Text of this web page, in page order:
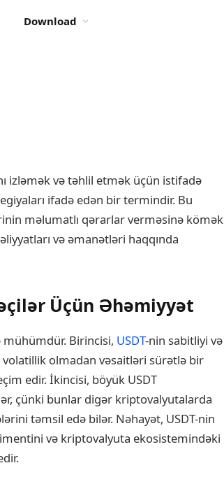
Download
izləmək və təhlil etmək üçün istifadə
ifadə edən bir termindir. Bu
məlumatlı qərarlar verməsinə kömək
və əmanətləri haqqında
Üçün Əhəmiyyət
mühümdür. Birincisi, USDT-nin sabitliyi və
olmadan vəsaitləri sürətlə bir
edir. İkincisi, böyük USDT
çünki bunlar digər kriptovalyutalarda
təmsil edə bilər. Nəhayət, USDT-nin
və kriptovalyuta ekosistemindəki